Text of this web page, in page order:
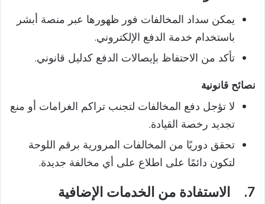
يمكن سداد المخالفات فور ظهورها عبر منصة أبشر
باستخدام خدمة الدفع الإلكتروني.
تأكد من الاحتفاظ بإيصالات الدفع كدليل قانوني.
نصائح قانونية
لا تؤجل دفع المخالفات لتجنب تراكم الغرامات أو منع
تجديد رخصة القيادة.
تحقق دوريًا من المخالفات المرورية برقم اللوحة
لتكون دائمًا على اطلاع على أي مخالفة جديدة.
7. الاستفادة من الخدمات الإضافية